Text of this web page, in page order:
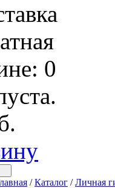
0
/Каталог /Личная